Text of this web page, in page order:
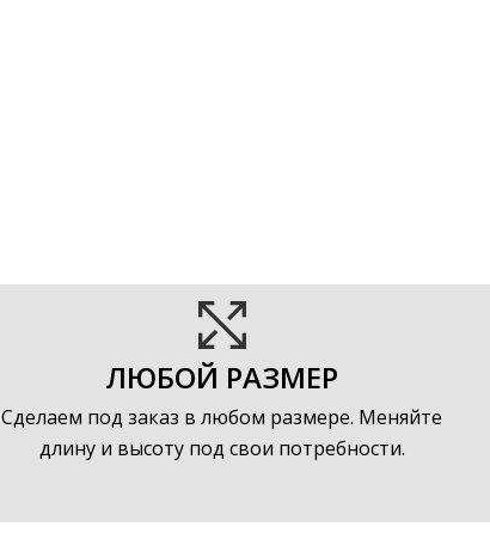
ЛЮБОЙ РАЗМЕР
Сделаем под заказ в любом размере. Меняйте
длину и высоту под свои потребности.